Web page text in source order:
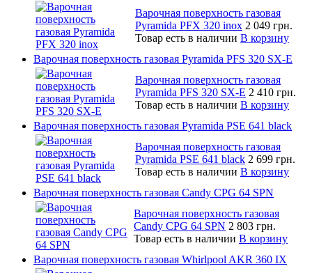
Варочная поверхность газовая
Pyramida PFX 320 inox 2 049 грн.
Товар есть в наличии В корзину
Варочная поверхность газовая Pyramida PFS 320 SX-E
Варочная поверхность газовая
Pyramida PFS 320 SX-E 2 410 грн.
Товар есть в наличии В корзину
Варочная поверхность газовая Pyramida PSE 641 black
Варочная поверхность газовая
Pyramida PSE 641 black 2 699 грн.
Товар есть в наличии В корзину
Варочная поверхность газовая Candy CPG 64 SPN
Варочная поверхность газовая
Candy CPG 64 SPN 2 803 грн.
Товар есть в наличии В корзину
Варочная поверхность газовая Whirlpool AKR 360 IX